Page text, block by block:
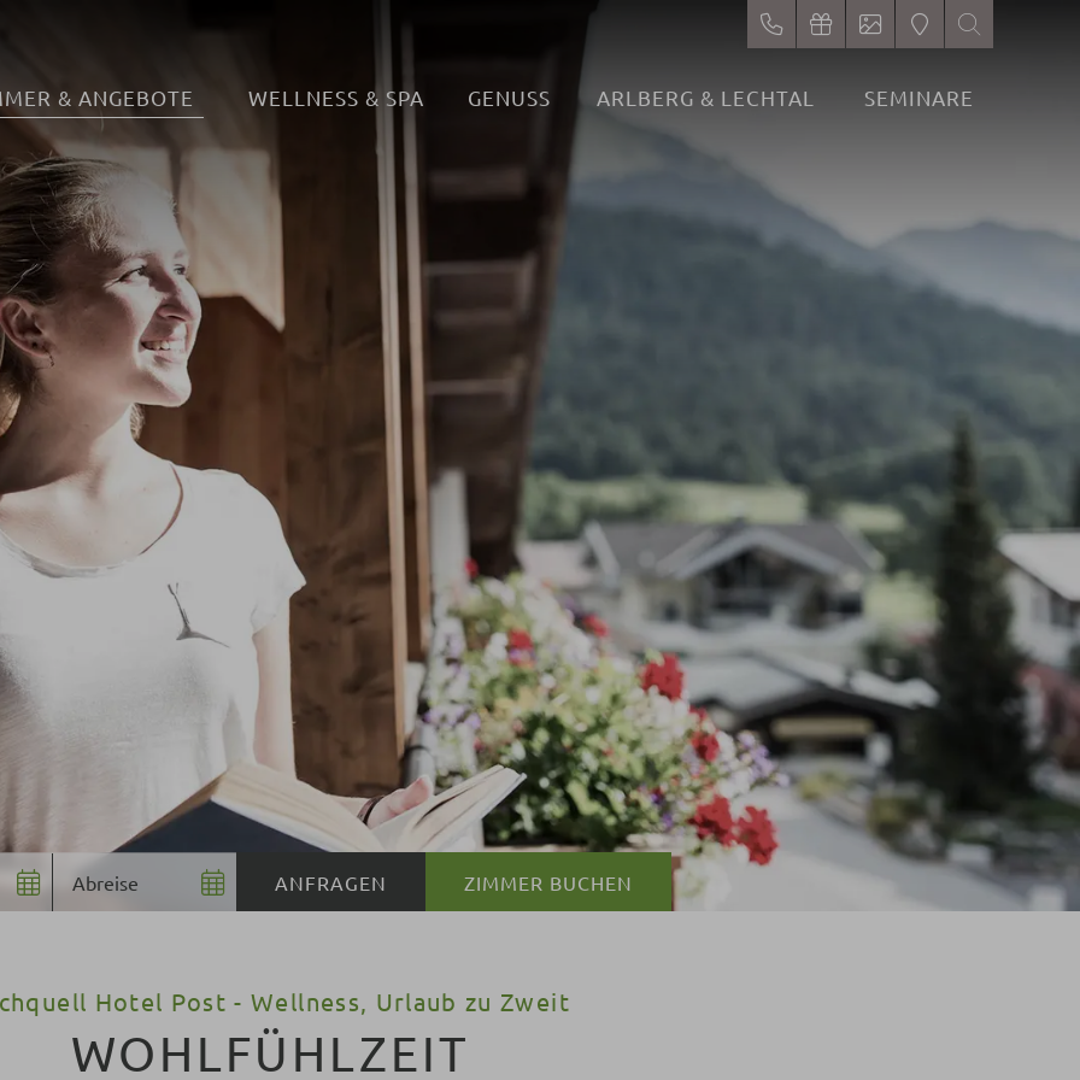
& ANGEBOTE WELLNESS & SPA GENUSS ARLBERG & LECHTAL SEMINARE
ZIMMER BUCHEN
Hotel Post - Wellness, Urlaub zu Zweit
WOHLFÜHLZEIT